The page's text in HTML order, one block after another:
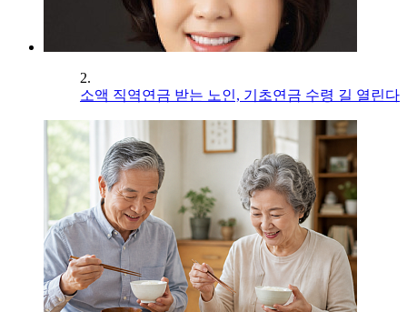
2.
소액 직역연금 받는 노인, 기초연금 수령 길 열린다